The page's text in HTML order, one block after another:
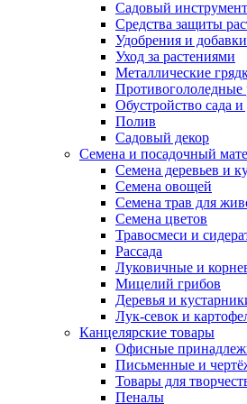
Садовый инструмент
Средства защиты
Удобрения и добавки
Уход за растениями
Металлические
Противогололедные
Обустройство сада и
Полив
Садовый декор
Семена и посадочный
Семена деревьев и
Семена овощей
Семена трав для
Семена цветов
Травосмеси и
Рассада
Луковичные и
Мицелий грибов
Деревья и
Лук-севок и
Канцелярские товары
Офисные
Письменные и
Товары для
Пеналы